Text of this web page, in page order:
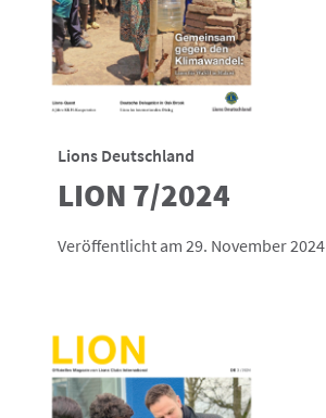
Lions Deutschland
LION 7/2024
Veröffentlicht am 29. November 2024